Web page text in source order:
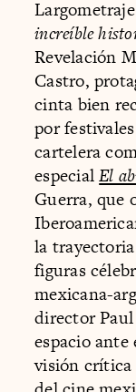
increíble
Revelación
Castro,
cinta bien
por
cartelera
especialEl
Guerra, que
la
figuras
mexicana-
director
espacio
visión crítica